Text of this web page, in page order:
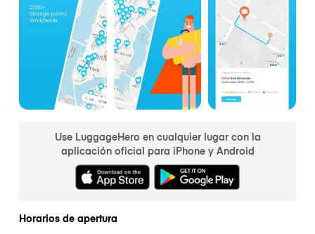
Use LuggageHero en cualquier lugar con la
aplicación oficial para iPhone y Android
Horarios de apertura